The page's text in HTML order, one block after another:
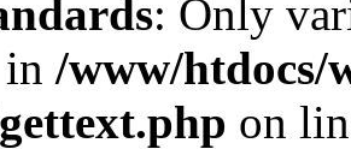
: Only
/www/htdocs/
on